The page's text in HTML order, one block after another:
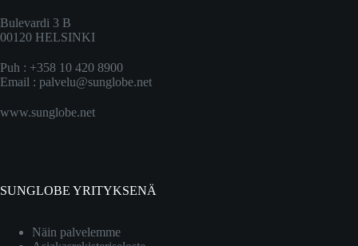
Bulevardi 3 B
00120 HELSINKI
Puh : +358 10 420 8900
Email : palvelu@sunglobe.net
www.sunglobe.net
SUNGLOBE YRITYKSENÄ
Näin palvelemme